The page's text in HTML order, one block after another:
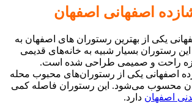
یکی از بهترین رستوران های اصفهان به
رستوران بسیار شبیه به خانه‌های قدیمی
راحت و صمیمی طراحی شده است.
اصفهانی یکی از رستوران‌های محبوب محله
محسوب می‌شود. این رستوران فاصله کمی
اصفهان دارد.